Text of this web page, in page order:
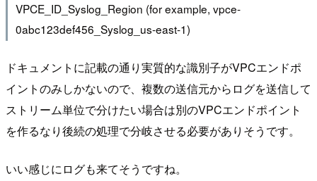
VPCE_ID_Syslog_Region (for example, vpce-
0abc123def456_Syslog_us-east-1)
ドキュメントに記載の通り実質的な識別子がVPCエンドポ
イントのみしかないので、複数の送信元からログを送信して
ストリーム単位で分けたい場合は別のVPCエンドポイント
を作るなり後続の処理で分岐させる必要がありそうです。
いい感じにログも来てそうですね。